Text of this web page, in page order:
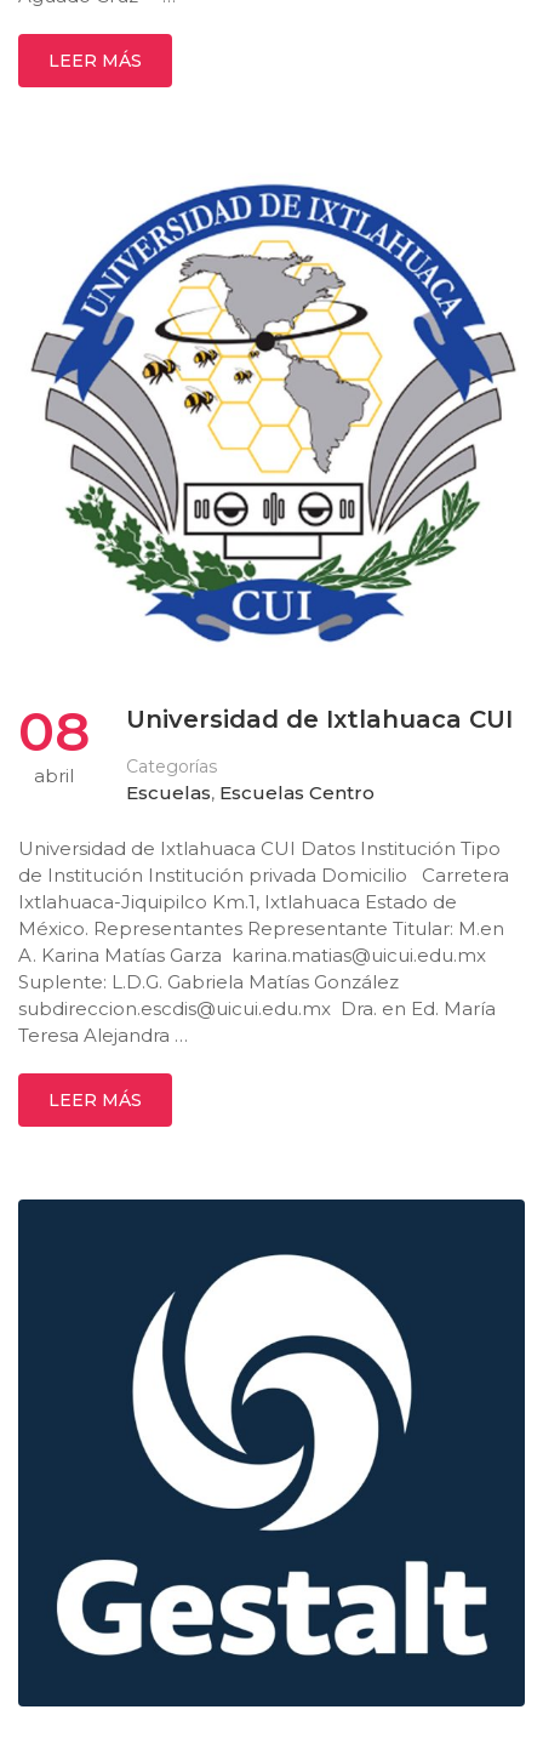
LEER MÁS
08
abril
Universidad de Ixtlahuaca CUI
Categorías
Escuelas, Escuelas Centro
Universidad de Ixtlahuaca CUI Datos Institución Tipo
de Institución Institución privada Domicilio Carretera
Ixtlahuaca-Jiquipilco Km.1, Ixtlahuaca Estado de
México. Representantes Representante Titular: M.en
A. Karina Matías Garza karina.matias@uicui.edu.mx
Suplente: L.D.G. Gabriela Matías González
subdireccion.escdis@uicui.edu.mx Dra. en Ed. María
Teresa Alejandra …
LEER MÁS